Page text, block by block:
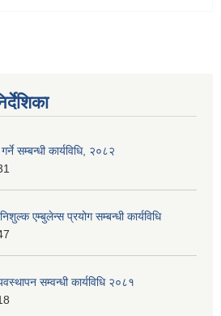
सम्बन्धी कार्यविधि, २०८२
एम्बुलेन्स प्रयोग सम्बन्धी कार्यविधि
सम्वन्धी कार्यविधि २०८१